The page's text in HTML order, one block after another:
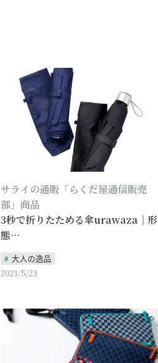
サライの通販「らくだ屋通信販売
部」商品
3秒で折りたためる傘urawaza｜形
態…
大人の逸品
2021/5/23